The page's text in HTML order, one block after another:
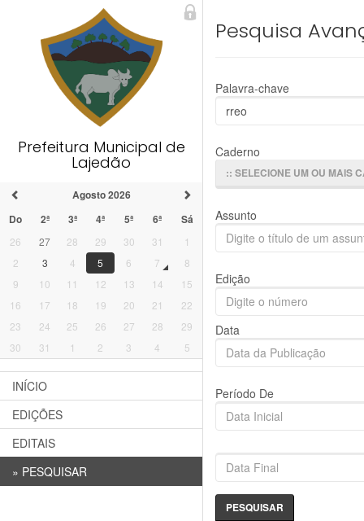
Prefeitura Municipal de
Lajedão
Agosto 2026
Do
2ª 3ª 4ª 5ª 6ª Sá
26 27 28 29 30 31
1
2
3 4 5 6 7
8
9
10 11 12 13 14
15
16
17 18 19 20 21
22
23
24 25 26 27 28
29
30
31 1 2 3 4 5
INÍCIO
EDIÇÕES
EDITAIS
» PESQUISAR
Pesquisa
Palavra-chave
Caderno
:: SELECIONE UM OU MAIS
Assunto
Edição
Data
Período De